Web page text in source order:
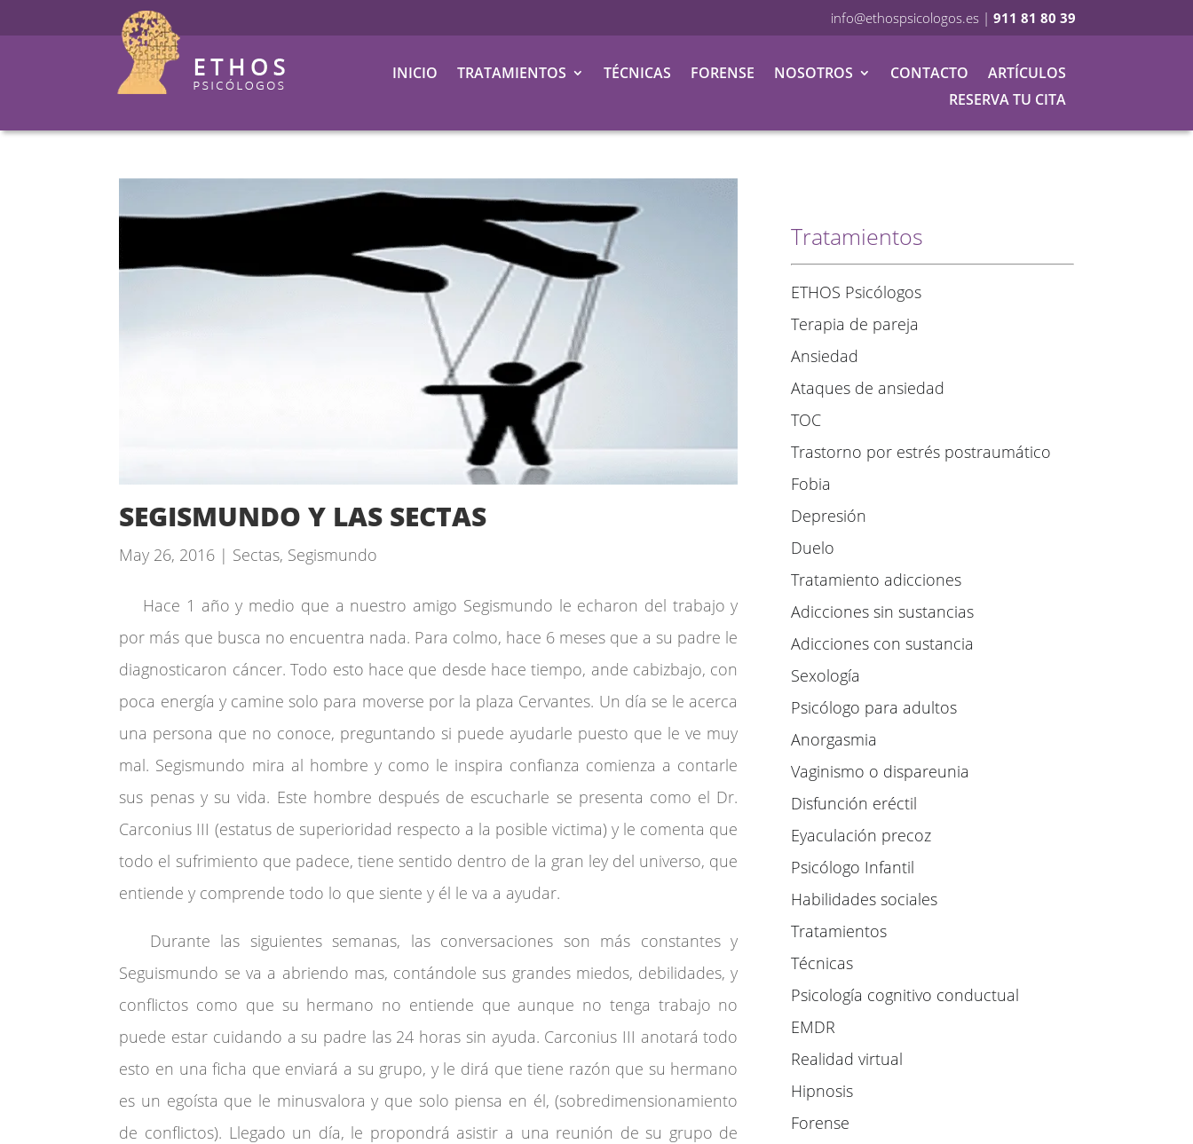
info@ethospsicologos.es | 911 81 80 39
INICIO TRATAMIENTOS TÉCNICAS FORENSE NOSOTROS CONTACTO
ARTÍCULOS
RESERVA TU CITA
SEGISMUNDO Y LAS SECTAS
May 26, 2016 | Sectas, Segismundo
Hace 1 año y medio que a nuestro amigo Segismundo le echaron del trabajo y
por más que busca no encuentra nada. Para colmo, hace 6 meses que a su padre le
diagnosticaron cáncer. Todo esto hace que desde hace tiempo, ande cabizbajo, con
poca energía y camine solo para moverse por la plaza Cervantes. Un día se le acerca
una persona que no conoce, preguntando si puede ayudarle puesto que le ve muy
mal. Segismundo mira al hombre y como le inspira confianza comienza a contarle
sus penas y su vida. Este hombre después de escucharle se presenta como el Dr.
Carconius III (estatus de superioridad respecto a la posible victima) y le comenta que
todo el sufrimiento que padece, tiene sentido dentro de la gran ley del universo, que
entiende y comprende todo lo que siente y él le va a ayudar.
Durante las siguientes semanas, las conversaciones son más constantes y
Seguismundo se va a abriendo mas, contándole sus grandes miedos, debilidades, y
conflictos como que su hermano no entiende que aunque no tenga trabajo no
puede estar cuidando a su padre las 24 horas sin ayuda. Carconius III anotará todo
esto en una ficha que enviará a su grupo, y le dirá que tiene razón que su hermano
es un egoísta que le minusvalora y que solo piensa en él, (sobredimensionamiento
de conflictos). Llegado un día, le propondrá asistir a una reunión de su grupo de
Tratamientos
ETHOS Psicólogos
Terapia de pareja
Ansiedad
Ataques de ansiedad
TOC
Trastorno por estrés postraumático
Fobia
Depresión
Duelo
Tratamiento adicciones
Adicciones sin sustancias
Adicciones con sustancia
Sexología
Psicólogo para adultos
Anorgasmia
Vaginismo o dispareunia
Disfunción eréctil
Eyaculación precoz
Psicólogo Infantil
Habilidades sociales
Tratamientos
Técnicas
Psicología cognitivo conductual
EMDR
Realidad virtual
Hipnosis
Forense